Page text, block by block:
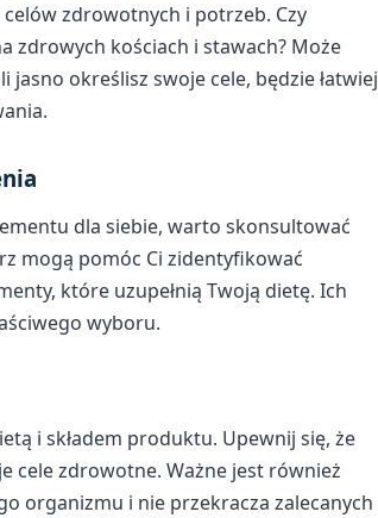
zdrowotnych i potrzeb. Czy
zdrowych kościach i stawach? Może
określisz swoje cele, będzie łatwiej
dla siebie, warto skonsultować
mogą pomóc Ci zidentyfikować
które uzupełnią Twoją dietę. Ich
wyboru.
i składem produktu. Upewnij się, że
cele zdrowotne. Ważne jest również
organizmu i nie przekracza zalecanych